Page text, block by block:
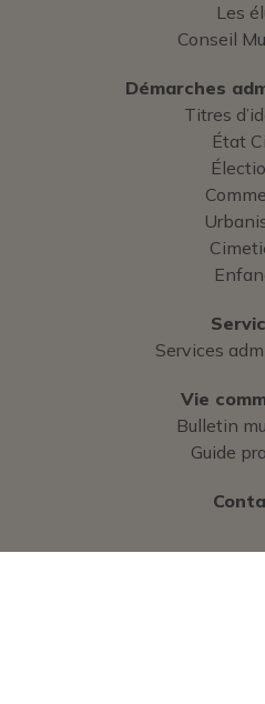
Les
Conseil
Démarches
Titres
État
Services
Vie
Bulletin
Guide